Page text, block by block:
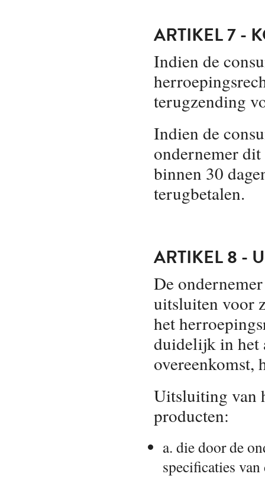
ARTIKEL 7 -
Indien de
terugzending
Indien de
ondernemer
binnen 30
terugbetalen.
ARTIKEL 8 -
De
uitsluiten voor
het
duidelijk in het
overeenkomst,
Uitsluiting van
producten:
a. die door de
specificaties